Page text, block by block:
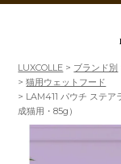
LUXCOLLE ブランド別
猫用ウェットフード
LAM411 パウチ ステア
成猫用・85g）